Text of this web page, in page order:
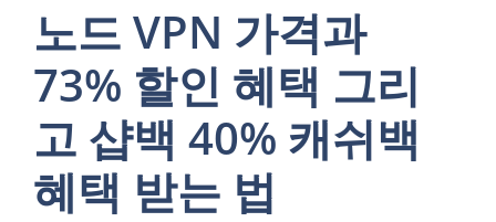
노드 VPN 가격과
73% 할인 혜택 그리
고 샵백 40% 캐쉬백
혜택 받는 법